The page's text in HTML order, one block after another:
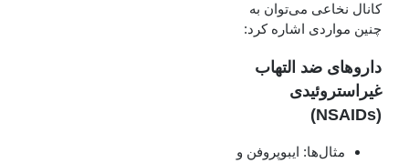
کانال نخاعی می‌توان به
چنین مواردی اشاره کرد:
داروهای ضد التهاب
غیراستروئیدی
(NSAIDs)
مثال‌ها: ایبوپروفن و